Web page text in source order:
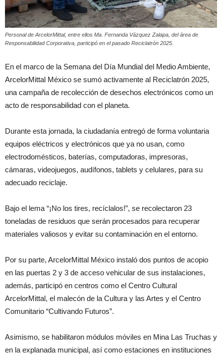
Personal de ArcelorMittal, entre ellos Ma. Fernanda Vázquez Zalapa, del área de
Responsabilidad Corporativa, participó en el pasado Reciclatrón 2025.
En el marco de la Semana del Día Mundial del Medio Ambiente,
ArcelorMittal México se sumó activamente al Reciclatrón 2025,
una campaña de recolección de desechos electrónicos como un
acto de responsabilidad con el planeta.
Durante esta jornada, la ciudadanía entregó de forma voluntaria
equipos eléctricos y electrónicos que ya no usan, como
electrodomésticos, baterías, computadoras, impresoras,
cámaras, videojuegos, audífonos, tablets y celulares, para su
adecuado reciclaje.
Bajo el lema “¡No los tires, recíclalos!”, se recolectaron 23
toneladas de residuos que serán procesados para recuperar
materiales valiosos y evitar su contaminación en el entorno.
Por su parte, ArcelorMittal México instaló dos puntos de acopio
en las puertas 2 y 3 de acceso vehicular de sus instalaciones,
además, participó en centros como el Centro Cultural
ArcelorMittal, el malecón de la Cultura y las Artes y el Centro
Comunitario “Cultivando Futuros”.
Asimismo, se habilitaron módulos móviles en Mina Las Truchas y
en la explanada municipal, así como estaciones en instituciones